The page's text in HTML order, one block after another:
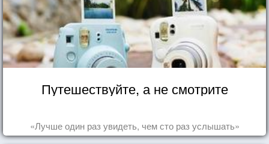
Путешествуйте, а не смотрите
«Лучше один раз увидеть, чем сто раз услышать»